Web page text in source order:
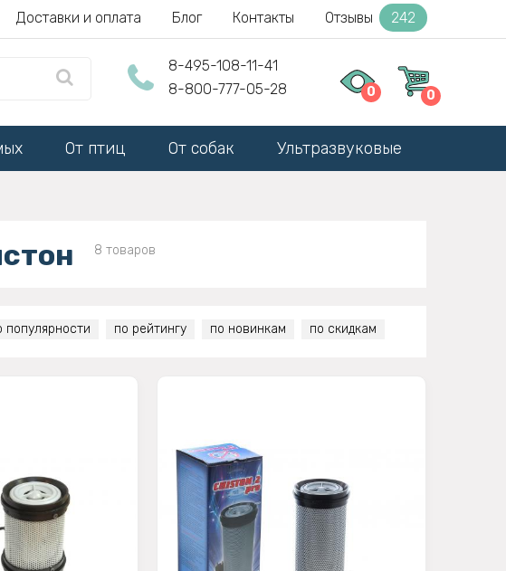
Доставки и оплата Блог Контакты Отзывы 242
8-495-108-11-41
8-800-777-05-28
0 0
От птиц От собак Ультразвуковые
8 товаров
популярности по рейтингу по новинкам по скидкам